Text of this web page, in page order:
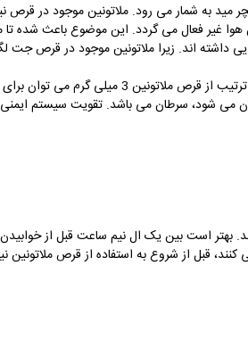
کاربردی ترین ترکیبات موجود در قرص ملاتونین 3 میلی گرم نیچر مید به شمار
غیر فعال می گردد. این موضوع باعث شده تا
اند. زیرا ملاتونین موجود در قرص جت
ملاتونین موجود در قرص نیچر مید می تواند رادیکال های
می شود، سرطان می باشد. تقویت سیستم
3 میلی گرم نیچر مید کفایت می کند. بهتر است بین یک ال نیم
قبل از شروع به استفاده از قرص